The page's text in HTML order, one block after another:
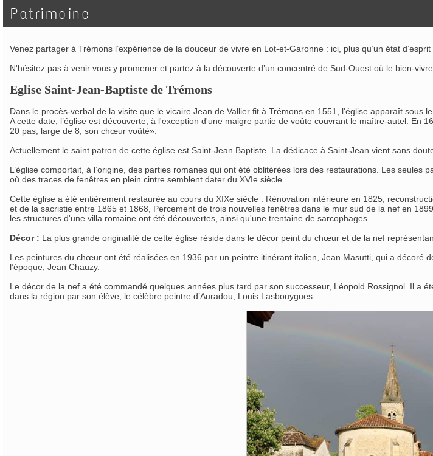
Patrimoine
Venez partager à Trémons l’expérience de la douceur de vivre en Lot-et-Garonne : ici, plus qu’un état
N'hésitez pas à venir vous y promener et partez à la découverte d’un concentré de Sud-Ouest où le bien-
Eglise Saint-Jean-Baptiste de Trémons
Dans le procès-verbal de la visite que le vicaire Jean de Vallier fit à Trémons en 1551, l'église apparaît
A cette date, l’église est découverte, à l'exception d'une maigre partie de voûte couvrant le maître-autel.
20 pas, large de 8, son chœur voûté».
Actuellement le saint patron de cette église est Saint-Jean Baptiste. La dédicace à Saint-Jean vient sans
L’église comportait, à l’origine, des parties romanes qui ont été oblitérées lors des restaurations. Les
où des traces de fenêtres en plein cintre semblent dater du XVIe siècle.
Cette église a été entièrement restaurée au cours du XIXe siècle : Rénovation intérieure en 1825,
et de la sacristie entre 1865 et 1868, Percement de trois nouvelles fenêtres dans le mur sud de la nef en
les structures d'une villa romaine ont été découvertes, ainsi qu'une trentaine de sarcophages.
Décor : La plus grande originalité de cette église réside dans le décor peint du chœur et de la nef
Les peintures du chœur ont été réalisées en 1936 par un peintre itinérant italien, Jean Masutti, qui a décoré
l’époque, Jean Chauzy.
Le décor de la nef a été commandé quelques années plus tard par son successeur, Léopold Rossignol. Il
dans la région par son élève, le célèbre peintre d’Auradou, Louis Lasbouygues.